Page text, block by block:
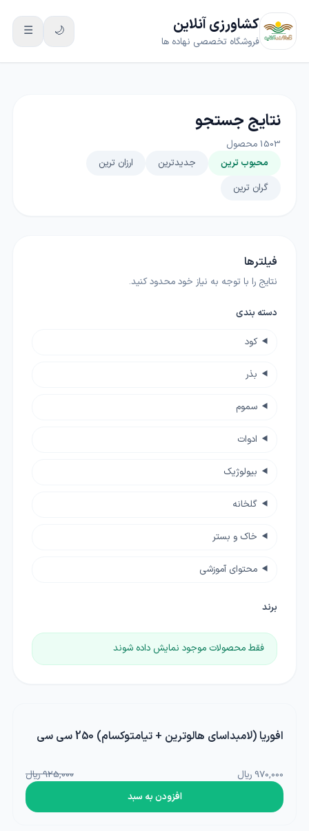
کشاورزی آنلاین
فروشگاه تخصصی نهاده ها
🌙
☰
نتایج جستجو
1503محصول
محبوب ترین
جدیدترین
ارزان ترین
گران ترین
فیلترها
نتایج را با توجه به نیاز خود محدود کنید.
دسته بندی
کود
بذر
سموم
ادوات
بیولوژیک
گلخانه
خاک و بستر
محتوای آموزشی
برند
فقط محصولات موجود نمایش داده شوند
4 ٪
افوریا (لامبداسای هالوترین + تیامتوکسام) 250 سی سی
970,000 ریال
925,000 ریال
افزودن به سبد